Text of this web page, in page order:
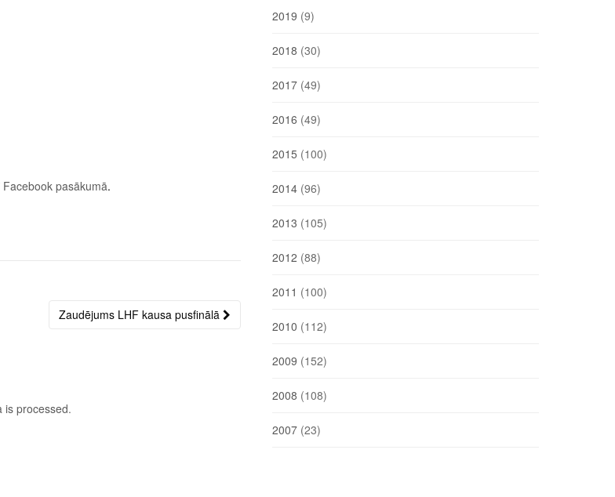
Facebook pasākumā.
Zaudējums LHF kausa pusfinālā
is processed.
2019 (9)
2018 (30)
2017 (49)
2016 (49)
2015 (100)
2014 (96)
2013 (105)
2012 (88)
2011 (100)
2010 (112)
2009 (152)
2008 (108)
2007 (23)